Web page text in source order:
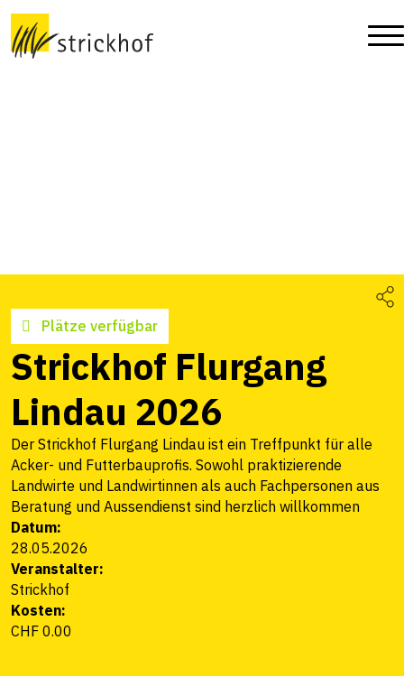
Plätze verfügbar
Strickhof Flurgang
Lindau 2026
Der Strickhof Flurgang Lindau ist ein Treffpunkt für alle
Acker- und Futterbauprofis. Sowohl praktizierende
Landwirte und Landwirtinnen als auch Fachpersonen aus
Beratung und Aussendienst sind herzlich willkommen
Datum:
28.05.2026
Veranstalter:
Strickhof
Kosten:
CHF 0.00